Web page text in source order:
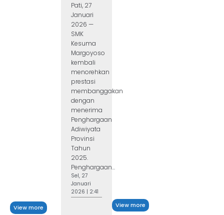
View more
Pati, 27
Januari
2026 —
SMK
Kesuma
Margoyoso
kembali
menorehkan
prestasi
membanggakan
dengan
menerima
Penghargaan
Adiwiyata
Provinsi
Tahun
2025.
Penghargaan...
Sel, 27
Januari
2026 | 2:41
View more